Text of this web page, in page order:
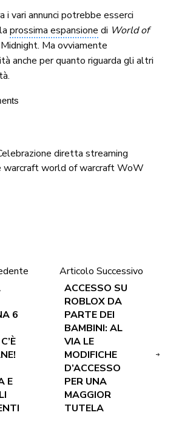
i vari annunci potrebbe esserci
laprossima espansione di World of
Ma ovviamente
anche per quanto riguarda gli altri
diretta streaming
warcraftworld of warcraftWoW
6
E
Articolo Successivo
ACCESSO SU
ROBLOX DA
PARTE DEI
BAMBINI: AL
VIA LE
MODIFICHE
D’ACCESSO
PER UNA
MAGGIOR
TUTELA